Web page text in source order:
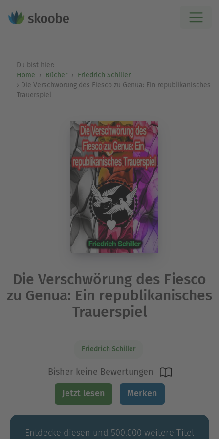
Du bist hier:
Home
Bücher
Friedrich Schiller
Die Verschwörung des Fiesco zu Genua: Ein republikanisches
Trauerspiel
Die Verschwörung des Fiesco
zu Genua: Ein republikanisches
Trauerspiel
Friedrich Schiller
Bisher keine Bewertungen
Jetzt lesen Merken
Entdecke diesen und 500.000 weitere Titel